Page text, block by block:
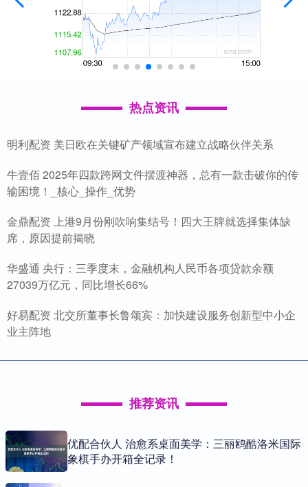
热点资讯
明利配资 美日欧在关键矿产领域宣布建立战略伙伴关系
牛壹佰 2025年四款跨网文件摆渡神器，总有一款击破你的传
输困境！_核心_操作_优势
金鼎配资 上港9月份刚吹响集结号！四大王牌就选择集体缺
席，原因提前揭晓
华盛通 央行：三季度末，金融机构人民币各项贷款余额
27039万亿元，同比增长66%
好易配资 北交所董事长鲁颂宾：加快建设服务创新型中小企
业主阵地
推荐资讯
优配合伙人 治愈系桌面美学：三丽鸥酷洛米国际
象棋手办开箱全记录！